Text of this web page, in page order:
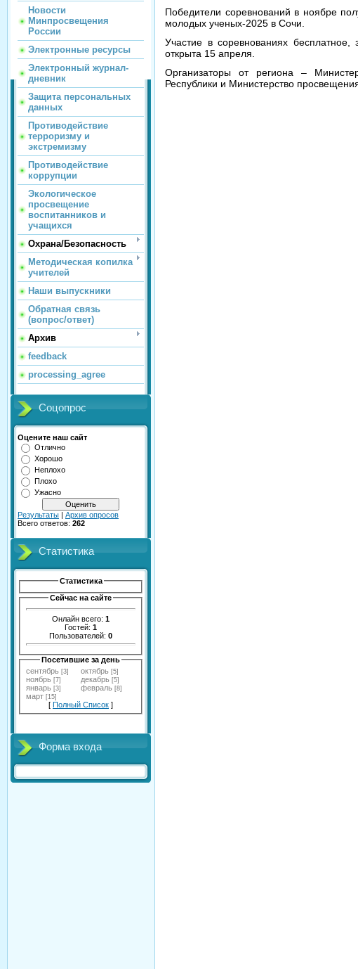
Новости
Минпросвещения
России
Электронные ресурсы
Электронный журнал-
дневник
Защита персональных
данных
Противодействие
терроризму и
экстремизму
Противодействие
коррупции
Экологическое
просвещение
воспитанников и
учащихся
Охрана/Безопасность
Методическая копилка
учителей
Наши выпускники
Обратная связь
(вопрос/ответ)
Архив
feedback
processing_agree
Соцопрос
Оцените наш сайт
Отлично
Хорошо
Неплохо
Плохо
Ужасно
Результаты | Архив опросов
Всего ответов: 262
Статистика
Статистика
Сейчас на сайте
Онлайн всего: 1
Гостей: 1
Пользователей: 0
Посетившие за день
сентябрь [3] октябрь [5]
ноябрь [7] декабрь [5]
январь [3] февраль [8]
март [15]
[ Полный Список ]
Форма входа
Победители соревнований в ноябре
молодых ученых-2025 в Сочи.
Участие в соревнованиях
открыта 15 апреля.
Организаторы от региона –
Республики и Министерство